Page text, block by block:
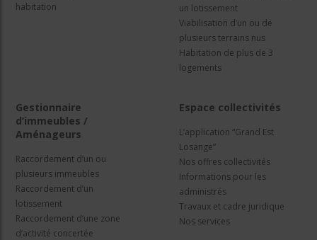
habitation
un lotissement
Viabilisation d’un ou de
plusieurs terrains nus
Habitation de plus de 3
logements
Gestionnaire
d’immeubles /
Aménageurs
Raccordement d’un ou
plusieurs immeubles
Raccordement d’un
lotissement
Raccordement d’une zone
d’activité concertée
Espace collectivités
L’application “Grand Est
Losange”
Nos offres collectivités
Informations pour les
administrés
Travaux et cadre juridique
Nos services